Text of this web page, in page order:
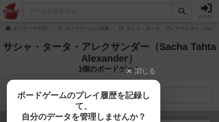
ログイン
ボドゲーマTOP ボードゲームの検索 サシャ・タータ・アレクサンダー（
サシャ・タータ・アレクサンダー（Sacha Tahta
Alexander）
1個のボードゲーム
検索メニュー
閉じる
ボードゲームのプレイ履歴を記録し
て、
自分のデータを管理しませんか？